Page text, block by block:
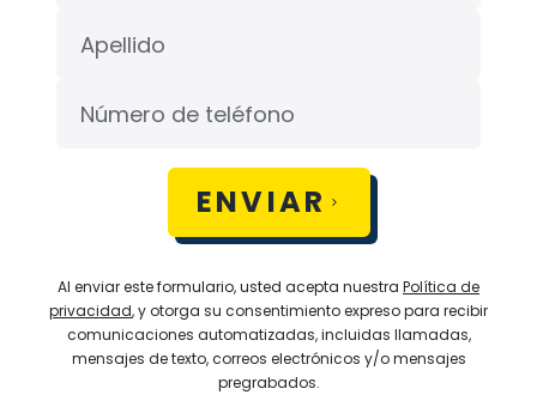
ENVIAR
Al enviar este formulario, usted acepta nuestra Política de
privacidad, y otorga su consentimiento expreso para recibir
comunicaciones automatizadas, incluidas llamadas,
mensajes de texto, correos electrónicos y/o mensajes
pregrabados.